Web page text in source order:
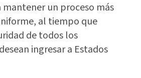
mantener un proceso más
al tiempo que
de todos los
ingresar a Estados